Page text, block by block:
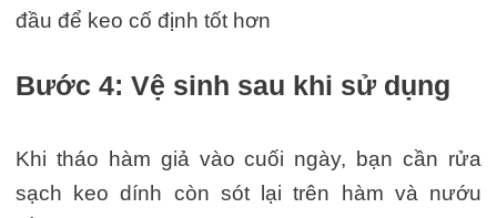
đầu để keo cố định tốt hơn
Bước 4: Vệ sinh sau khi sử dụng
Khi tháo hàm giả vào cuối ngày, bạn cần rửa
sạch keo dính còn sót lại trên hàm và nướu